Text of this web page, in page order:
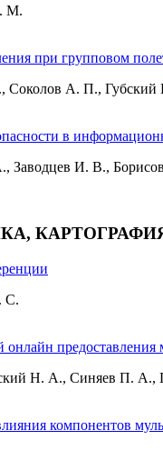
М.
при групповом
Соколов А. П.,
в
Заводцев И. В.,
С.
онлайн
Н. А., Синяев П. А.,
компонентов